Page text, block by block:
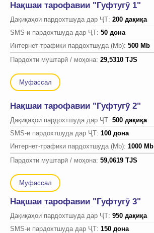
Нақшаи тарофавии "Гуфтугӯ 1"
Дақиқаҳои пардохтшуда дар ҶТ: 200 дақиқа
SMS-и пардохтшуда дар ҶТ: 50 дона
Интернет-трафики пардохтшуда (Mb): 500 Mb
Пардохти муштарӣ / моҳона: 29,5310 TJS
Муфассал
Нақшаи тарофавии "Гуфтугӯ 2"
Дақиқаҳои пардохтшуда дар ҶТ: 500 дақиқа
SMS-и пардохтшуда дар ҶТ: 100 дона
Интернет-трафики пардохтшуда (Mb): 1000 Mb
Пардохти муштарӣ / моҳона: 59,0619 TJS
Муфассал
Нақшаи тарофавии "Гуфтугӯ 3"
Дақиқаҳои пардохтшуда дар ҶТ: 950 дақиқа
SMS-и пардохтшуда дар ҶТ: 150 дона